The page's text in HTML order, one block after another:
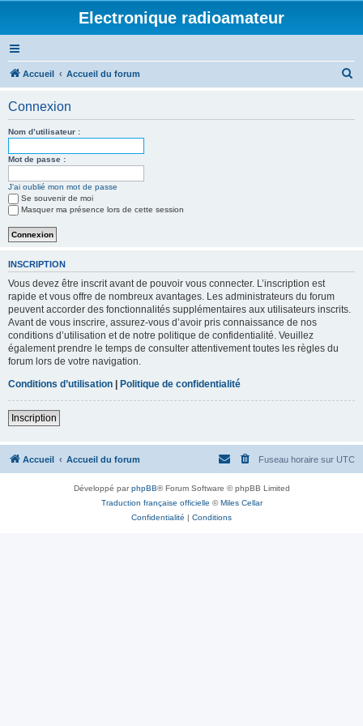
Electronique radioamateur
Accueil Accueil du forum
Connexion
Nom d’utilisateur :
Mot de passe :
J’ai oublié mon mot de passe
Se souvenir de moi
Masquer ma présence lors de cette session
INSCRIPTION
Vous devez être inscrit avant de pouvoir vous connecter. L’inscription est
rapide et vous offre de nombreux avantages. Les administrateurs du forum
peuvent accorder des fonctionnalités supplémentaires aux utilisateurs inscrits.
Avant de vous inscrire, assurez-vous d’avoir pris connaissance de nos
conditions d’utilisation et de notre politique de confidentialité. Veuillez
également prendre le temps de consulter attentivement toutes les règles du
forum lors de votre navigation.
Conditions d’utilisation | Politique de confidentialité
Inscription
Accueil Accueil du forum Fuseau horaire sur UTC
Développé parphpBB® Forum Software © phpBB Limited
Traduction française officielle ©Miles Cellar
Confidentialité | Conditions